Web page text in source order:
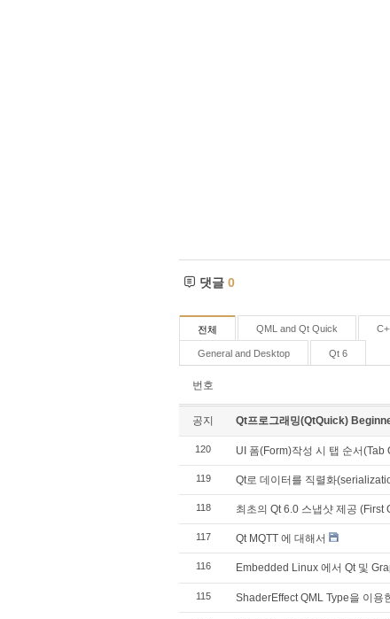
댓글 0
전체 QML and Qt Quick
General and Desktop Qt 6
번호
공지 Qt프로그래밍(QtQuick)
120 UI 폼(Form)작성 시 탭 순서(Tab
119 Qt로 데이터를 직렬화
118 최초의 Qt 6.0 스냅샷 제공
117 Qt MQTT 에 대해서
116 Embedded Linux 에서 Qt 및
115 ShaderEffect QML Type을 이용